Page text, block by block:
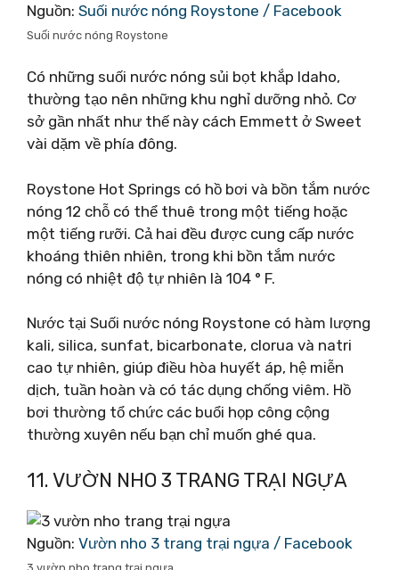
Nguồn: Suối nước nóng Roystone / Facebook
Suối nước nóng Roystone
Có những suối nước nóng sủi bọt khắp Idaho,
thường tạo nên những khu nghỉ dưỡng nhỏ. Cơ
sở gần nhất như thế này cách Emmett ở Sweet
vài dặm về phía đông.
Roystone Hot Springs có hồ bơi và bồn tắm nước
nóng 12 chỗ có thể thuê trong một tiếng hoặc
một tiếng rưỡi. Cả hai đều được cung cấp nước
khoáng thiên nhiên, trong khi bồn tắm nước
nóng có nhiệt độ tự nhiên là 104 ° F.
Nước tại Suối nước nóng Roystone có hàm lượng
kali, silica, sunfat, bicarbonate, clorua và natri
cao tự nhiên, giúp điều hòa huyết áp, hệ miễn
dịch, tuần hoàn và có tác dụng chống viêm. Hồ
bơi thường tổ chức các buổi họp công cộng
thường xuyên nếu bạn chỉ muốn ghé qua.
11. VƯỜN NHO 3 TRANG TRẠI NGỰA
Nguồn: Vườn nho 3 trang trại ngựa / Facebook
3 vườn nho trang trại ngựa